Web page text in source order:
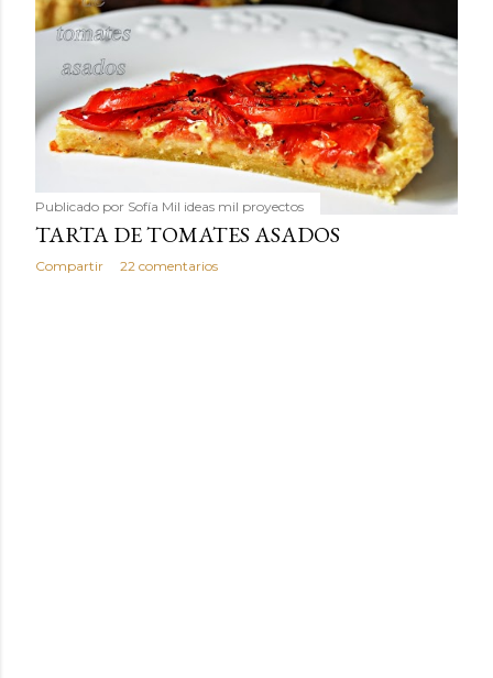
asociar las alubias únicamente a los guisos tradicionales y
copiosos de invierno. Con esta receta simple pero
revolucionaria, transformaremos un ingrediente tan
humilde como la alubia de La Bañeza en un snack ligero,
dorado, cargado de proteína y 100% natural. Es el
sustituto perfecto a los frutos se...
Publicado por Sofía Mil ideas mil proyectos
TARTA DE TOMATES ASADOS
Compartir 22 comentarios